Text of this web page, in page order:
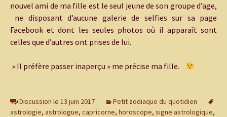
nouvel ami de ma fille est le seul jeune de son groupe d’age,
ne disposant d’aucune galerie de selfies sur sa page
Facebook et dont les seules photos où il apparaît sont
celles que d’autres ont prises de lui.
» Il préfère passer inaperçu » me précise ma fille.
Discussion le 13 juin 2017
Petit zodiaque du quotidien
astrologie, astrologue, capricorne, horoscope, signe astrologique,